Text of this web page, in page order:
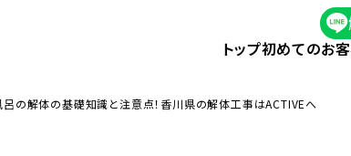
トップ初めてのお
呂の解体の基礎知識と注意点！香川県の解体工事はACTIVEへ